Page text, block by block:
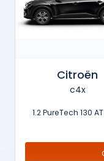
Citroën
c4x
1.2 PureTech 130 AT